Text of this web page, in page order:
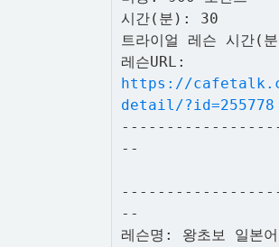
시간(분): 30
트라이얼 레슨 시간(
레슨URL:
https://
detail/?id=255778
--
--
레슨명: 왕초보 일본어